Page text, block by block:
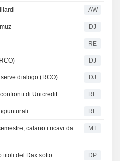
AW
DJ
RE
DJ
dialogo (RCO) DJ
di Unicredit RE
RE
calano i ricavi da
MT
titoli del Dax sotto
DP